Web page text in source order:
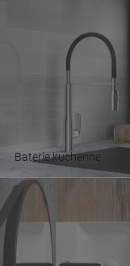
Baterie kuchenne